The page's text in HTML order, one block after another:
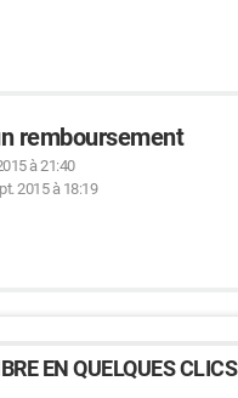
remboursement
à 21:40
2015 à 18:19
EN QUELQUES CLICS